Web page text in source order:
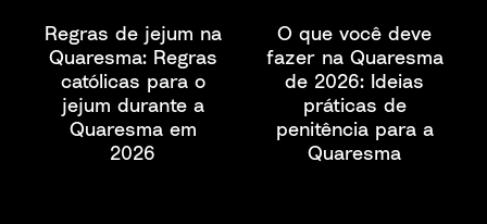
Regras de jejum na
Quaresma: Regras
católicas para o
jejum durante a
Quaresma em
2026
O que você deve
fazer na Quaresma
de 2026: Ideias
práticas de
penitência para a
Quaresma